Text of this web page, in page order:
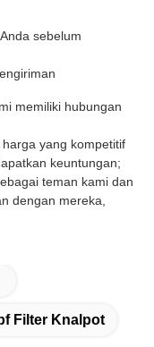
sebelum
memiliki hubungan
yang kompetitif
keuntungan;
teman kami dan
dengan mereka,
Filter Knalpot